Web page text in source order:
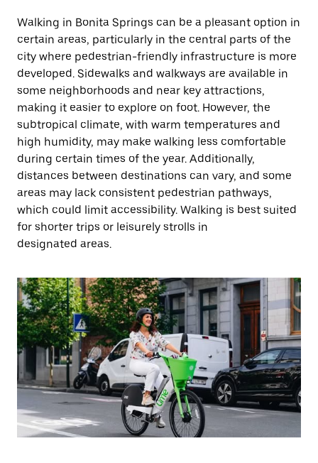
Walking in Bonita Springs can be a pleasant option in
certain areas, particularly in the central parts of the
city where pedestrian-friendly infrastructure is more
developed. Sidewalks and walkways are available in
some neighborhoods and near key attractions,
making it easier to explore on foot. However, the
subtropical climate, with warm temperatures and
high humidity, may make walking less comfortable
during certain times of the year. Additionally,
distances between destinations can vary, and some
areas may lack consistent pedestrian pathways,
which could limit accessibility. Walking is best suited
for shorter trips or leisurely strolls in
designated areas.